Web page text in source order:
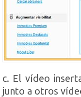
c. El vídeo
junto a otros